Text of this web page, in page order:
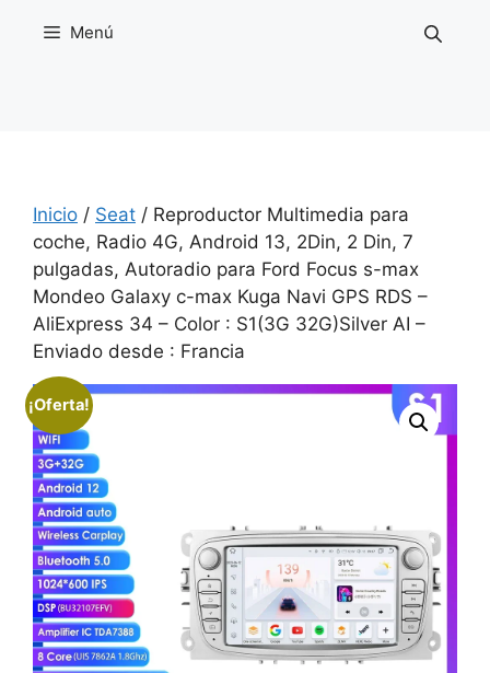
Menú
Inicio / Seat / Reproductor Multimedia para
coche, Radio 4G, Android 13, 2Din, 2 Din, 7
pulgadas, Autoradio para Ford Focus s-max
Mondeo Galaxy c-max Kuga Navi GPS RDS –
AliExpress 34 – Color : S1(3G 32G)Silver AI –
Enviado desde : Francia
¡Oferta!